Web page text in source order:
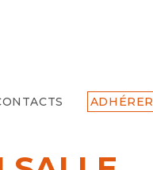
ADHÉRER